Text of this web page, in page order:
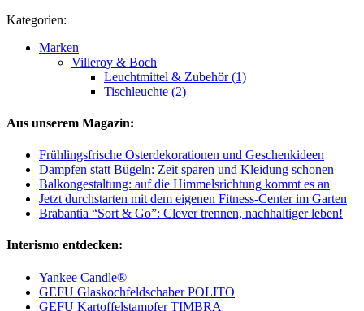
Kategorien:
Marken
Villeroy & Boch
Leuchtmittel & Zubehör (1)
Tischleuchte (2)
Aus unserem Magazin:
Frühlingsfrische Osterdekorationen und Geschenkideen
Dampfen statt Bügeln: Zeit sparen und Kleidung schonen
Balkongestaltung: auf die Himmelsrichtung kommt es an
Jetzt durchstarten mit dem eigenen Fitness-Center im Garten
Brabantia “Sort & Go”: Clever trennen, nachhaltiger leben!
Interismo entdecken:
Yankee Candle®
GEFU Glaskochfeldschaber POLITO
GEFU Kartoffelstampfer TIMBRA